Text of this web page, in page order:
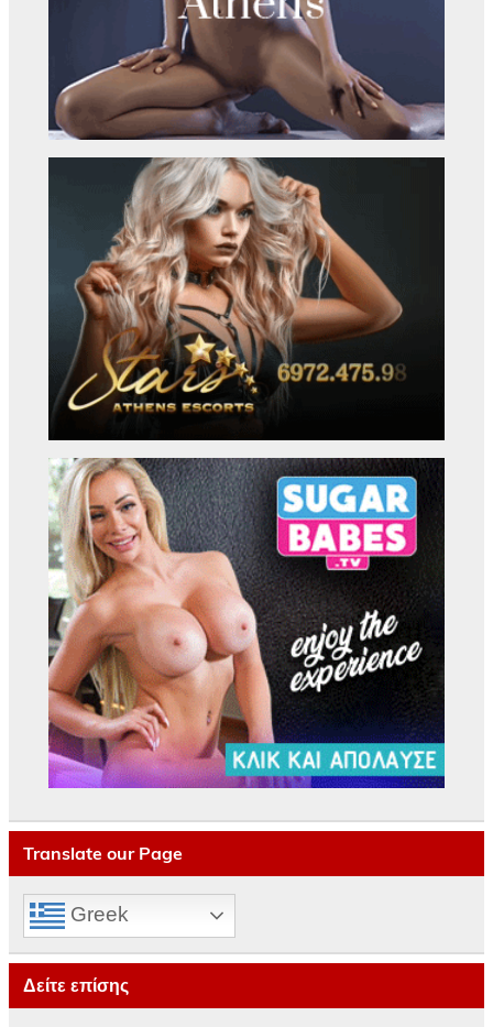
Translate our Page
Greek
Δείτε επίσης